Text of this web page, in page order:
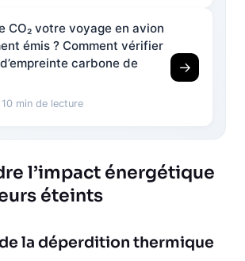
CO₂ votre voyage en avion
émis ? Comment vérifier
carbone de
10 min de lecture
→
l’impact énergétique
éteints
la déperdition thermique